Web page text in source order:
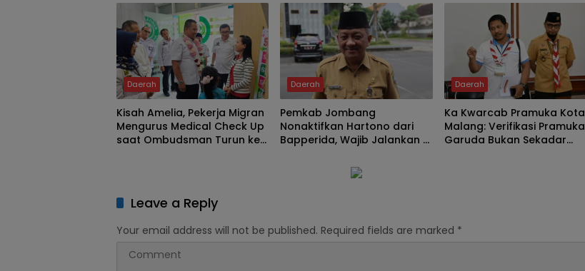
Birokrasi
Drainase Secara Gotong
Royong
Daerah
Kisah Amelia, Pekerja Migran
Mengurus Medical Check Up
saat Ombudsman Turun ke
Daerah
Pemkab Jombang
Nonaktifkan Hartono dari
Bapperida, Wajib Jalankan 8
Daerah
Ka Kwarcab Pramuka Kota
Malang: Verifikasi Pramuka
Garuda Bukan Sekadar
Leave a Reply
Your email address will not be published. Required fields are marked *